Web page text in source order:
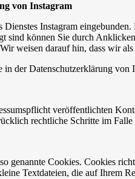
von Instagram
Dienstes Instagram
sind können Sie durch
weisen darauf hin, dass wir
der Datenschutzerklärung von
veröffentlichten
rechtliche Schritte im
genannte Cookies. Cookies
Textdateien, die auf Ihrem